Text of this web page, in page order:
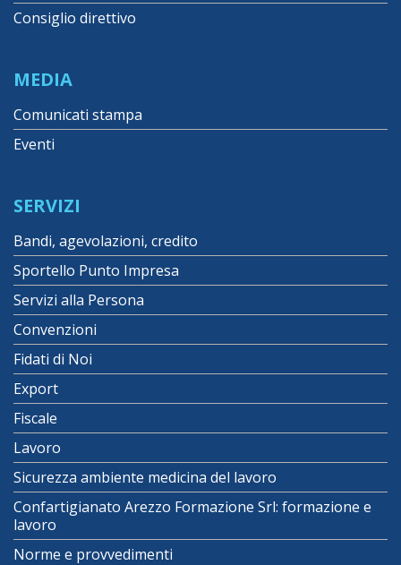
Consiglio direttivo
MEDIA
Comunicati stampa
Eventi
SERVIZI
Bandi, agevolazioni, credito
Sportello Punto Impresa
Servizi alla Persona
Convenzioni
Fidati di Noi
Export
Fiscale
Lavoro
Sicurezza ambiente medicina del lavoro
Confartigianato Arezzo Formazione Srl: formazione e
lavoro
Norme e provvedimenti